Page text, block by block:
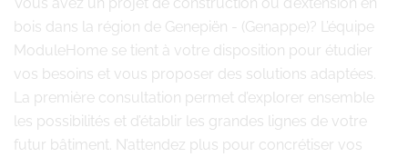
bois dans la région de Genepiën - (Genappe)? L’équipe
ModuleHome se tient à votre disposition pour étudier
vos besoins et vous proposer des solutions adaptées.
La première consultation permet d’explorer ensemble
les possibilités et d’établir les grandes lignes de votre
futur bâtiment. N’attendez plus pour concrétiser vos